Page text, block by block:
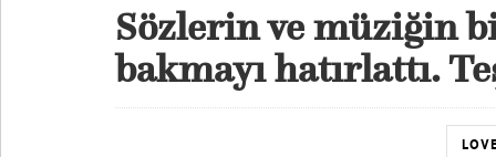
Sözlerin ve müziğin
bakmayı hatırlattı.